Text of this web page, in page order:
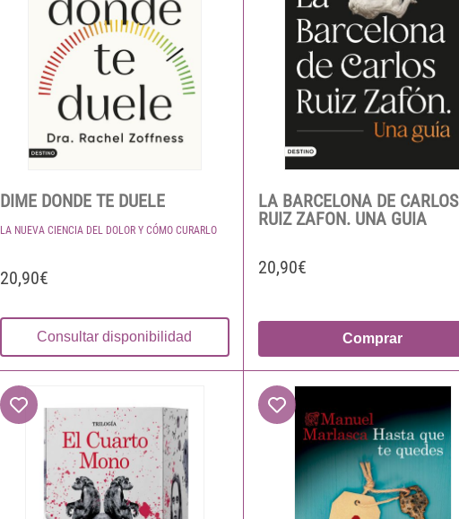
DIME DONDE TE DUELE
LA NUEVA CIENCIA DEL DOLOR Y CÓMO CURARLO
20,90€
Consultar disponibilidad
LA BARCELONA DE CARLOS
RUIZ ZAFON. UNA GUIA
20,90€
Comprar